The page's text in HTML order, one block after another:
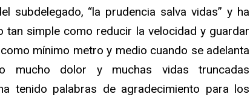
subdelegado, “la prudencia salva vidas” y ha
tan simple como reducir la velocidad y guardar
mínimo metro y medio cuando se adelanta
mucho dolor y muchas vidas truncadas
tenido palabras de agradecimiento para los